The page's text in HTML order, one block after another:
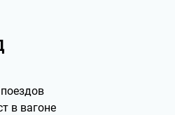
в вагоне